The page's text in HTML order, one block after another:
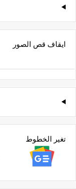
ايقاف قص الصور
تغير الخطوط